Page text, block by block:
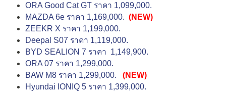
ORA Good Cat GT ราคา 1,099,000.
MAZDA 6e ราคา 1,169,000. (NEW)
ZEEKR X ราคา 1,199,000.
Deepal S07 ราคา 1,119,000.
BYD SEALION 7 ราคา 1,149,900.
ORA 07 ราคา 1,299,000.
BAW M8 ราคา 1,299,000.
(NEW)
Hyundai IONIQ 5 ราคา 1,399,000.